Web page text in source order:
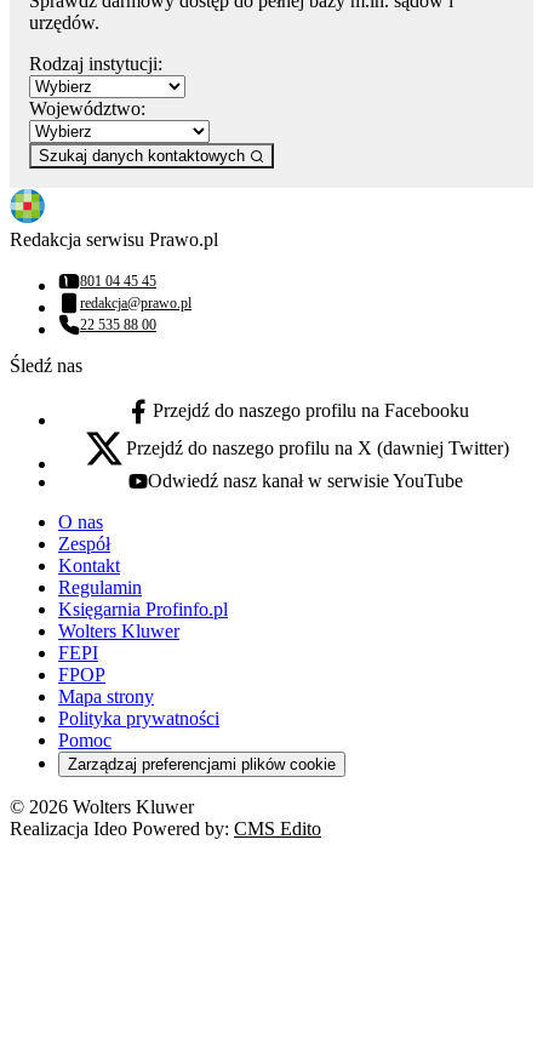
urzędów.
Rodzaj instytucji:
Województwo:
Szukaj danych kontaktowych
Redakcja serwisu Prawo.pl
Numer telefonu:
801 04 45 45
Adres email:
redakcja@prawo.pl
Numer telefonu:
22 535 88 00
Śledź nas
facebook - otwiera się w nowej karcie
Przejdź do naszego profilu na Facebooku
x - otwiera się w nowej karcie
Przejdź do naszego profilu na X (dawniej Twitter)
youtube - otwiera się w nowej karcie
Odwiedź nasz kanał w serwisie YouTube
O nas
Zespół
Kontakt
Regulamin
Księgarnia Profinfo.pl
Wolters Kluwer
FEPI
FPOP
Mapa strony
Polityka prywatności
Pomoc
Zarządzaj preferencjami plików cookie
© 2026 Wolters Kluwer
Realizacja Ideo Powered by: CMS Edito